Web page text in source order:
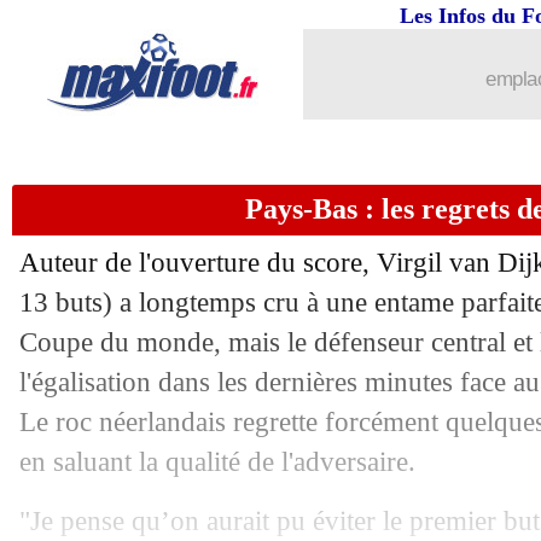
Les Infos du
Pays-Bas : les regrets
Auteur de l'ouverture du score, Virgil van
13 buts) a longtemps cru à une entame
Coupe du monde, mais le défenseur central et
l'égalisation dans les dernières minutes face
Le roc néerlandais regrette forcément
en saluant la qualité de l'adversaire.
"Je pense qu’on aurait pu éviter le premier
: les larmes d'Advocaat
15/06 Auxerre: Mamoudou Cissokho
: Amorim a bien été choisi
15/06 EdF: Pogba juge la pression sur
15/06 Bayern: c'est bouclé pour Saibari
15/06 Chelsea: Cucurella vendu 60 M€ au